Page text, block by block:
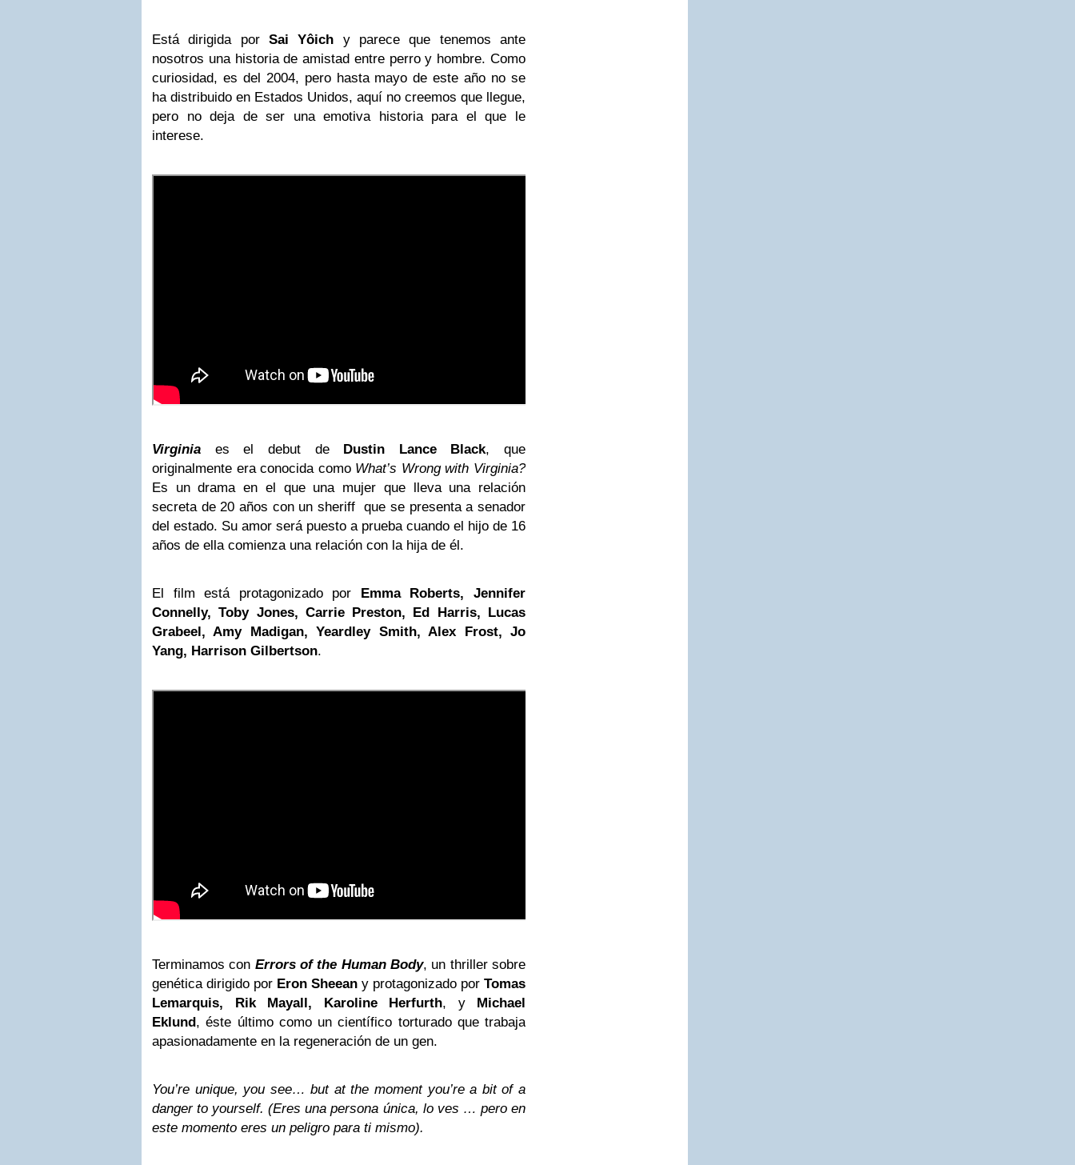
Está dirigida por Sai Yôich y parece que tenemos ante
nosotros una historia de amistad entre perro y hombre. Como
curiosidad, es del 2004, pero hasta mayo de este año no se
ha distribuido en Estados Unidos, aquí no creemos que llegue,
pero no deja de ser una emotiva historia para el que le
interese.
Virginia es el debut de Dustin Lance Black, que
originalmente era conocida como What’s Wrong with Virginia?
Es un drama en el que una mujer que lleva una relación
secreta de 20 años con un sheriff que se presenta a senador
del estado. Su amor será puesto a prueba cuando el hijo de 16
años de ella comienza una relación con la hija de él.
El film está protagonizado por EmmaRoberts, Jennifer
Connelly, Toby Jones, Carrie Preston, Ed Harris, Lucas
Grabeel, Amy Madigan, Yeardley Smith, Alex Frost, Jo
Yang, Harrison Gilbertson.
Terminamos con Errors of the Human Body, un thriller sobre
genética dirigido por Eron Sheean y protagonizado por Tomas
Lemarquis, Rik Mayall, Karoline Herfurth, yMichael
Eklund, éste último como un científico torturado que trabaja
apasionadamente en la regeneración de un gen.
You’re unique, you see… but at the moment you’re a bit of a
danger to yourself. (Eres una persona única, lo ves … pero en
este momento eres un peligro para ti mismo).